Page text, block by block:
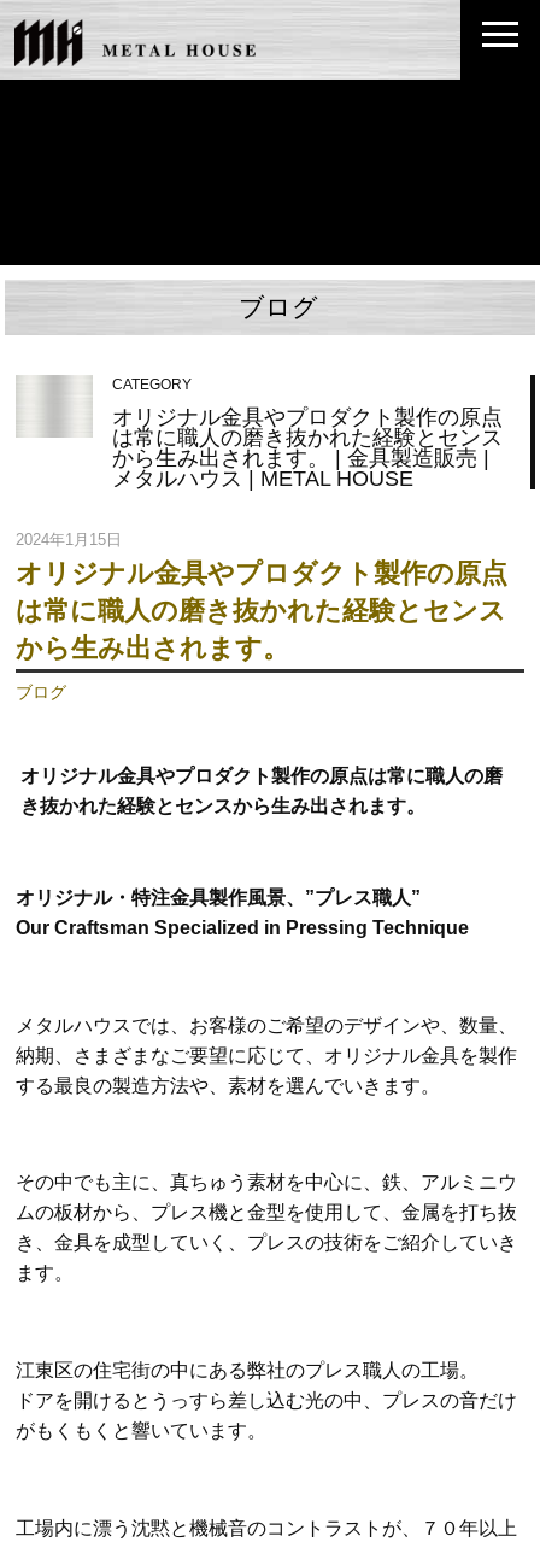
ブログ
CATEGORY
オリジナル金具やプロダクト製作の原点
は常に職人の磨き抜かれた経験とセンス
から生み出されます。 | 金具製造販売 |
メタルハウス | METAL HOUSE
2024年1月15日
オリジナル金具やプロダクト製作の原点
は常に職人の磨き抜かれた経験とセンス
から生み出されます。
ブログ
オリジナル金具やプロダクト製作の原点は常に職人の磨
き抜かれた経験とセンスから生み出されます。
オリジナル・特注金具製作風景、”プレス職人”
Our Craftsman Specialized in Pressing Technique
メタルハウスでは、お客様のご希望のデザインや、数量、
納期、さまざまなご要望に応じて、オリジナル金具を製作
する最良の製造方法や、素材を選んでいきます。
その中でも主に、真ちゅう素材を中心に、鉄、アルミニウ
ムの板材から、プレス機と金型を使用して、金属を打ち抜
き、金具を成型していく、プレスの技術をご紹介していき
ます。
江東区の住宅街の中にある弊社のプレス職人の工場。
ドアを開けるとうっすら差し込む光の中、プレスの音だけ
がもくもくと響いています。
工場内に漂う沈黙と機械音のコントラストが、７０年以上